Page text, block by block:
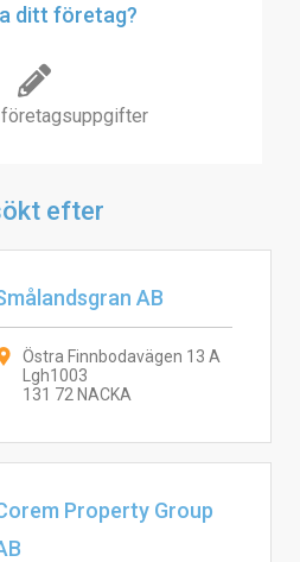
ditt företag?
efter
AB
Östra Finnbodavägen 13 A
Lgh1003
131 72 NACKA
Property Group